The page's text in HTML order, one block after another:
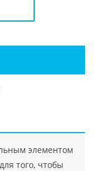
элементом
того, чтобы